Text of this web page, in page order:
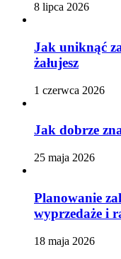
8 lipca 2026
Jak uniknąć
żałujesz
1 czerwca 2026
Jak dobrze
25 maja 2026
Planowanie
wyprzedaże i
18 maja 2026